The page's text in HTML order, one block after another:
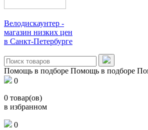
Велодискаунтер -
магазин низких цен
в Санкт-Петербурге
Помощь в подборе Помощь в подборе
0
0 товар(ов)
в избранном
0